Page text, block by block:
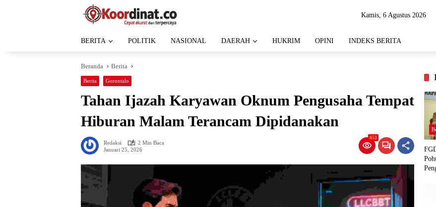
Kamis, 6 Agustus 2026
BERITA POLITIK NASIONAL DAERAH HUKRIM OPINI INDEKS BERITA
Beranda Berita
Berita Gorontalo
Tahan Ijazah Karyawan Oknum Pengusaha Tempat
Hiburan Malam Terancam Dipidanakan
Redaksi
2 Min Baca
Januari 25, 2026
653